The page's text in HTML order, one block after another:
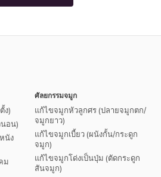
ง)
นอน)
นัง
ม
ศัลยกรรมจมูก
แก้ไขจมูกหัวลูกศร (ปลายจมูกตก/
จมูกยาว)
แก้ไขจมูกเบี้ยว (ผนังกั้น/กระดูก
จมูก)
แก้ไขจมูกโด่งเป็นปุ่ม (ตัดกระดูก
สันจมูก)